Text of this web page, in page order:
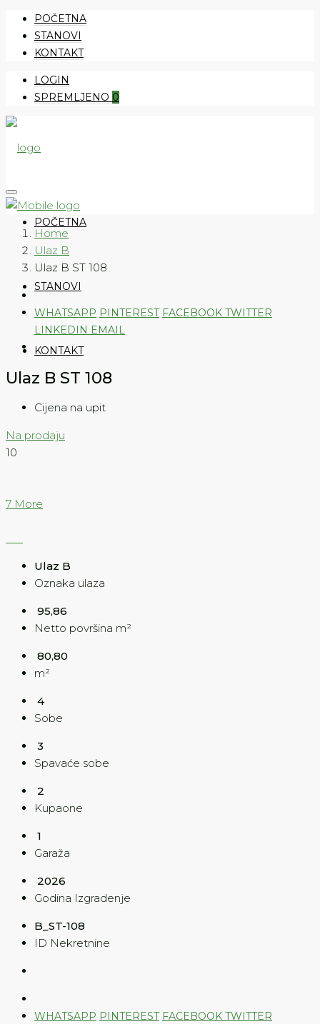
POČETNA
STANOVI
KONTAKT
LOGIN
SPREMLJENO 0
POČETNA
STANOVI
KONTAKT
Home
Ulaz B
Ulaz B ST 108
WHATSAPP PINTEREST FACEBOOK TWITTER
LINKEDIN EMAIL
Ulaz B ST 108
Cijena na upit
Na prodaju
10
7 More
Ulaz B
Oznaka ulaza
95,86
Netto površina m²
80,80
m²
4
Sobe
3
Spavaće sobe
2
Kupaone
1
Garaža
2026
Godina Izgradenje
B_ST-108
ID Nekretnine
WHATSAPP PINTEREST FACEBOOK TWITTER